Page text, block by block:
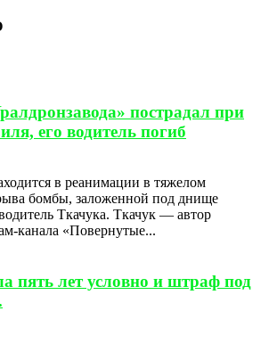
пострадал при
его водитель погиб
в реанимации в тяжелом
бомбы, заложенной под днище
Ткачука. Ткачук — автор
канала «Повернутые...
пять лет условно и штраф под